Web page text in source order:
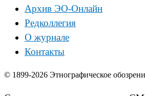
Архив ЭО-Онлайн
Редколлегия
О журнале
Контакты
© 1899-2026 Этнографическое